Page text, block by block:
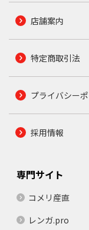
店舗案内
特定商取引法
プライバシー
採用情報
専門サイト
コメリ産直
レンガ.pro